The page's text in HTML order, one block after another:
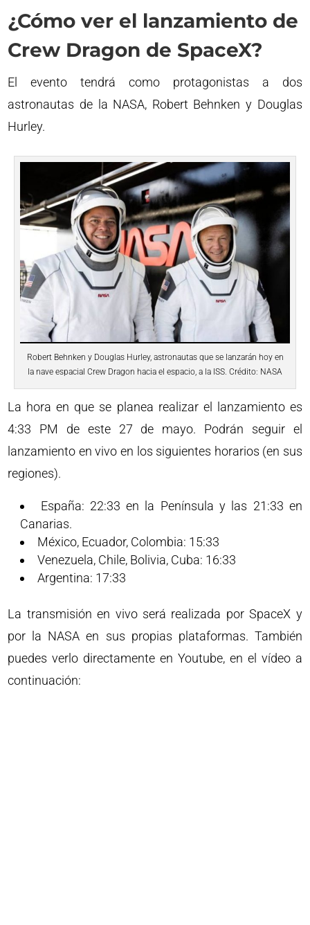
¿Cómo ver el lanzamiento de
Crew Dragon de SpaceX?
El evento tendrá como protagonistas a dos
astronautas de la NASA, Robert Behnken y Douglas
Hurley.
Robert Behnken y Douglas Hurley, astronautas que se lanzarán hoy en
la nave espacial Crew Dragon hacia el espacio, a la ISS. Crédito: NASA
La hora en que se planea realizar el lanzamiento es
4:33 PM de este 27 de mayo. Podrán seguir el
lanzamiento en vivo en los siguientes horarios (en sus
regiones).
España: 22:33 en la Península y las 21:33 en
Canarias.
México, Ecuador, Colombia: 15:33
Venezuela, Chile, Bolivia, Cuba: 16:33
Argentina: 17:33
La transmisión en vivo será realizada por SpaceX y
por la NASA en sus propias plataformas. También
puedes verlo directamente en Youtube, en el vídeo a
continuación: